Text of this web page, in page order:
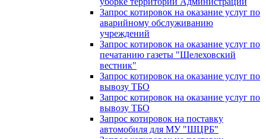
Запрос котировок на оказание услуг по
аварийному обслуживанию
учреждений
Запрос котировок на оказание услуг по
печатанию газеты "Шелеховский
вестник"
Запрос котировок на оказание услуг по
вывозу ТБО
Запрос котировок на оказание услуг по
вывозу ТБО
Запрос котировок на поставку
автомобиля для МУ "ШЦРБ"